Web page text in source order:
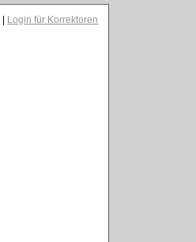
Login für Korrektoren